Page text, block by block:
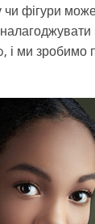
фігури
і ми зробимо